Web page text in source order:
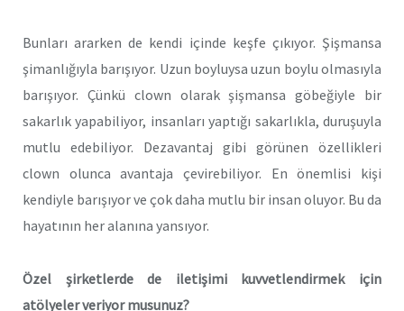
Bunları ararken de kendi içinde keşfe çıkıyor. Şişmansa
şimanlığıyla barışıyor. Uzun boyluysa uzun boylu olmasıyla
barışıyor. Çünkü clown olarak şişmansa göbeğiyle bir
sakarlık yapabiliyor, insanları yaptığı sakarlıkla, duruşuyla
mutlu edebiliyor. Dezavantaj gibi görünen özellikleri
clown olunca avantaja çevirebiliyor. En önemlisi kişi
kendiyle barışıyor ve çok daha mutlu bir insan oluyor. Bu da
hayatının her alanına yansıyor.
Özel şirketlerde de iletişimi kuvvetlendirmek için
atölyeler veriyor musunuz?